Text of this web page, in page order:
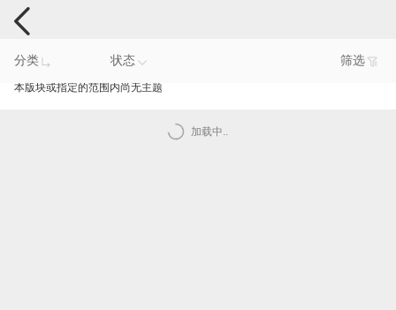
电脑反馈
分类 状态 筛选
本版块或指定的范围内尚无主题
加载中..